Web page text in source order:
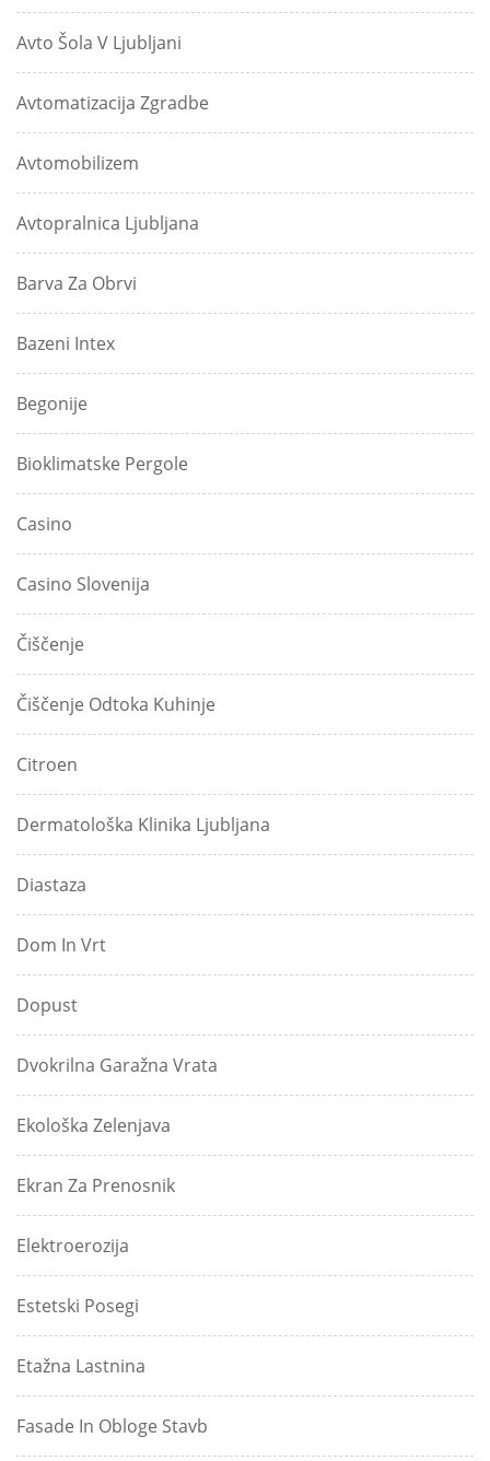
Avto Šola V Ljubljani
Avtomatizacija Zgradbe
Avtomobilizem
Avtopralnica Ljubljana
Barva Za Obrvi
Bazeni Intex
Begonije
Bioklimatske Pergole
Casino
Casino Slovenija
Čiščenje
Čiščenje Odtoka Kuhinje
Citroen
Dermatološka Klinika Ljubljana
Diastaza
Dom In Vrt
Dopust
Dvokrilna Garažna Vrata
Ekološka Zelenjava
Ekran Za Prenosnik
Elektroerozija
Estetski Posegi
Etažna Lastnina
Fasade In Obloge Stavb